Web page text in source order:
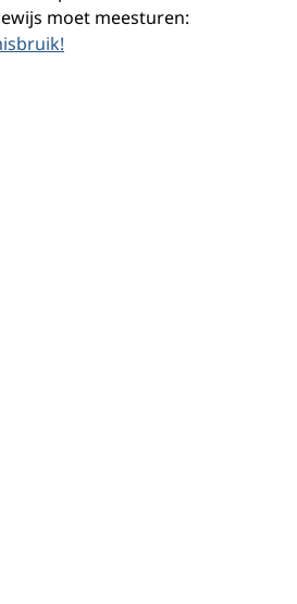
moet meesturen: